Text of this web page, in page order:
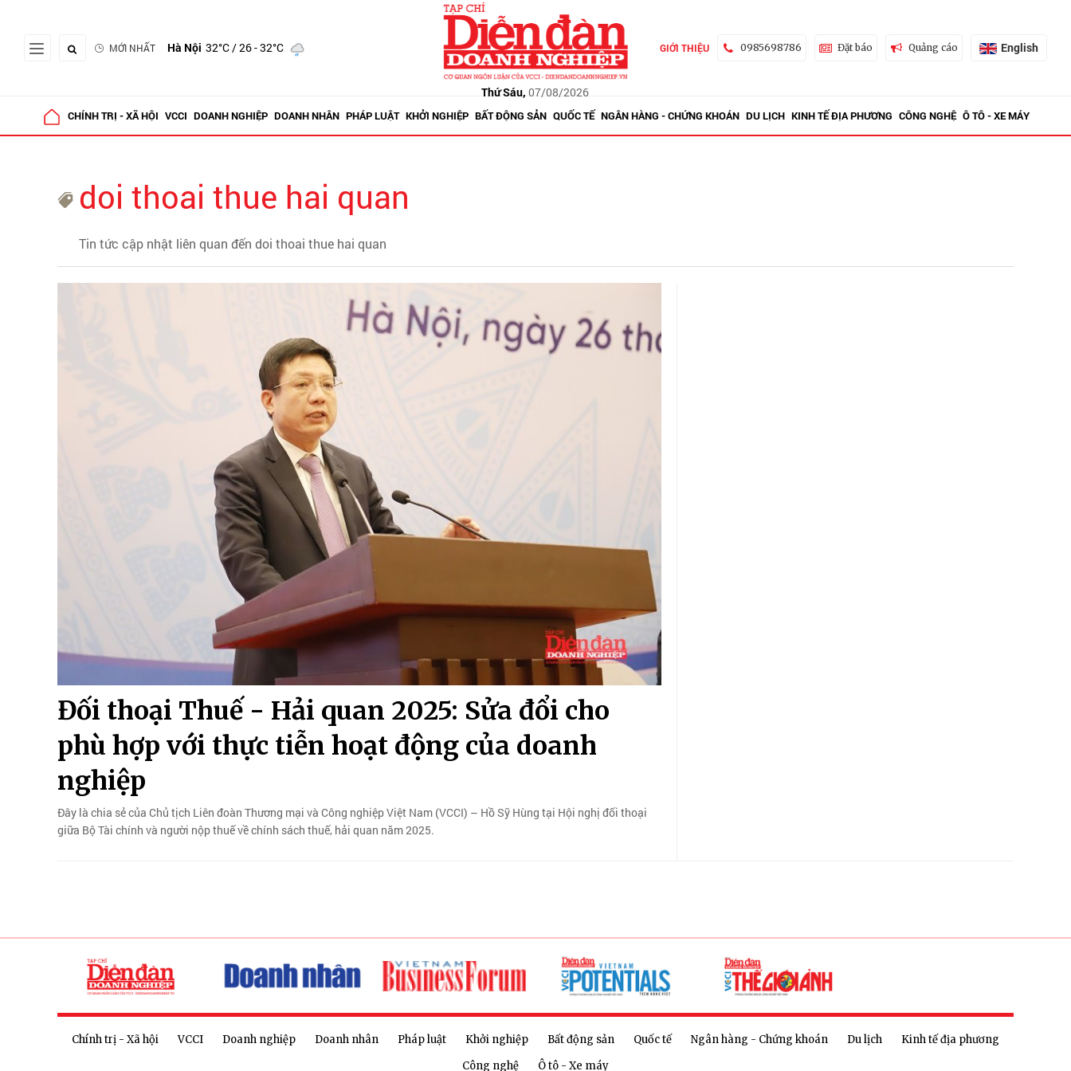
MỚI NHẤT Hà Nội 32°C/ 26 - 32°C
Thứ Sáu, 07/08/2026
GIỚI THIỆU 0985698786 Đặt báo Quảng cáo English
CHÍNH TRỊ - XÃ HỘI VCCI DOANH NGHIỆP DOANH NHÂN PHÁP LUẬT KHỞI NGHIỆP BẤT ĐỘNG SẢN QUỐC TẾ NGÂN HÀNG - CHỨNG KHOÁN DU LỊCH KINH TẾ ĐỊA PHƯƠNG CÔNG NGHỆ Ô TÔ - XE MÁY
doi thoai thue hai quan
Tin tức cập nhật liên quan đến doi thoai thue hai quan
Đối thoại Thuế - Hải quan 2025: Sửa đổi cho
phù hợp với thực tiễn hoạt động của doanh
nghiệp
Đây là chia sẻ của Chủ tịch Liên đoàn Thương mại và Công nghiệp Việt Nam (VCCI) – Hồ Sỹ Hùng tại Hội nghị đối thoại
giữa Bộ Tài chính và người nộp thuế về chính sách thuế, hải quan năm 2025.
Chính trị - Xã hội VCCI Doanh nghiệp Doanh nhân Pháp luật Khởi nghiệp Bất động sản Quốc tế Ngân hàng - Chứng khoán Du lịch
Kinh tế địa phương
Công nghệ
Ô tô - Xe máy